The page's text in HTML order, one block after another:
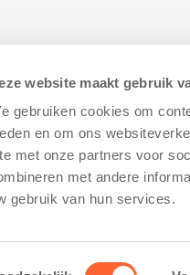
website maakt gebruik
gebruiken cookies om
en om ons
met onze partners voor
met andere
gebruik van hun services.
Privacy Policy –